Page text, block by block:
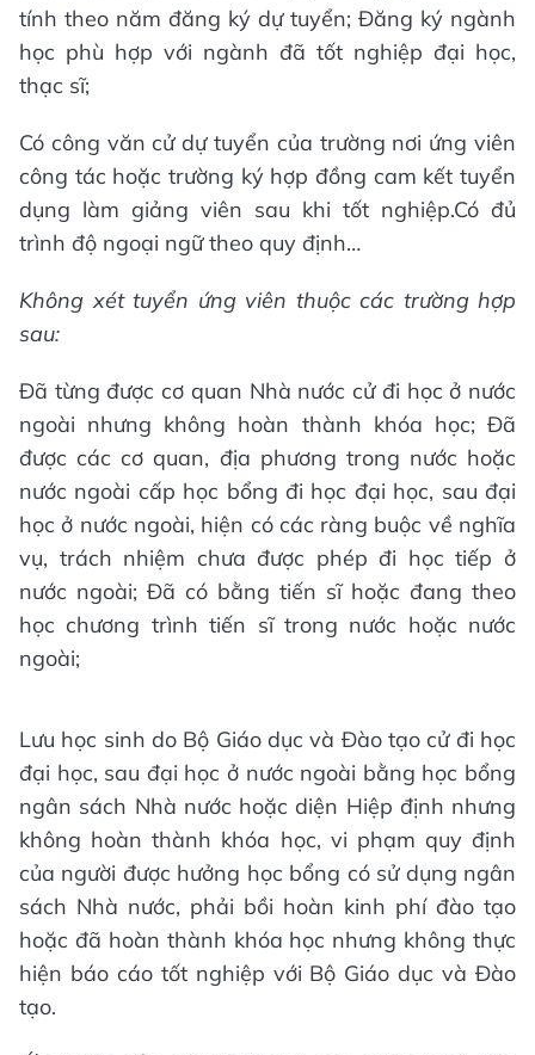
tính theo năm đăng ký dự tuyển; Đăng ký ngành
học phù hợp với ngành đã tốt nghiệp đại học,
thạc sĩ;
Có công văn cử dự tuyển của trường nơi ứng viên
công tác hoặc trường ký hợp đồng cam kết tuyển
dụng làm giảng viên sau khi tốt nghiệp.Có đủ
trình độ ngoại ngữ theo quy định…
Không xét tuyển ứng viên thuộc các trường hợp
sau:
Đã từng được cơ quan Nhà nước cử đi học ở nước
ngoài nhưng không hoàn thành khóa học; Đã
được các cơ quan, địa phương trong nước hoặc
nước ngoài cấp học bổng đi học đại học, sau đại
học ở nước ngoài, hiện có các ràng buộc về nghĩa
vụ, trách nhiệm chưa được phép đi học tiếp ở
nước ngoài; Đã có bằng tiến sĩ hoặc đang theo
học chương trình tiến sĩ trong nước hoặc nước
ngoài;
Lưu học sinh do Bộ Giáo dục và Đào tạo cử đi học
đại học, sau đại học ở nước ngoài bằng học bổng
ngân sách Nhà nước hoặc diện Hiệp định nhưng
không hoàn thành khóa học, vi phạm quy định
của người được hưởng học bổng có sử dụng ngân
sách Nhà nước, phải bồi hoàn kinh phí đào tạo
hoặc đã hoàn thành khóa học nhưng không thực
hiện báo cáo tốt nghiệp với Bộ Giáo dục và Đào
tạo.